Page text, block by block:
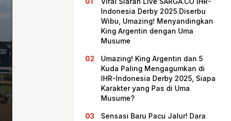
Indonesia Derby 2025 Diserbu
Wibu, Umazing! Menyandingkan
King Argentin dengan Uma
Musume
Umazing! King Argentin dan 5
Kuda Paling Mengagumkan di
IHR-Indonesia Derby 2025, Siapa
Karakter yang Pas di Uma
Musume?
Sensasi Baru Pacu Jalur! Dara